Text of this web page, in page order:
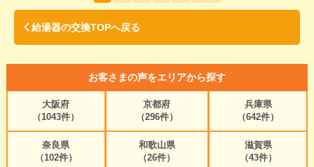
給湯器の交換TOPへ戻る
お客さまの声をエリアから探す
大阪府
（1043件）
京都府
（296件）
兵庫県
（642件）
奈良県
（102件）
和歌山県
（26件）
滋賀県
（43件）